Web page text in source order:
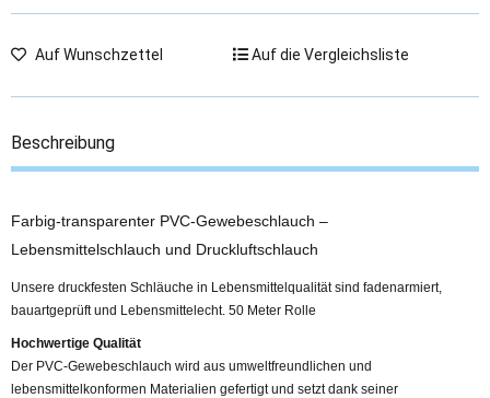
Auf Wunschzettel Auf die Vergleichsliste
Beschreibung
Farbig-transparenter PVC-Gewebeschlauch –
Lebensmittelschlauch und Druckluftschlauch
Unsere druckfesten Schläuche in Lebensmittelqualität sind fadenarmiert,
bauartgeprüft und Lebensmittelecht. 50 Meter Rolle
Hochwertige Qualität
Der PVC-Gewebeschlauch wird aus umweltfreundlichen und
lebensmittelkonformen Materialien gefertigt und setzt dank seiner